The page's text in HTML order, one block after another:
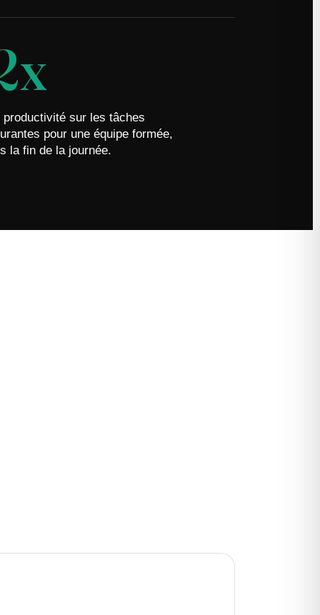
productivité sur les tâches
pour une équipe formée,
la fin de la journée.